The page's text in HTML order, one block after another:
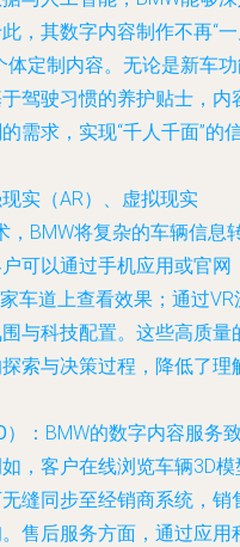
，其数字内容制作不再“
体定制内容。无论是新车
驾驶习惯的养护贴士，内
需求，实现“千人千面”的
现实（AR）、虚拟现实
，BMW将复杂的车辆信息
可以通过手机应用或官网
车道上查看效果；通过VR
与科技配置。这些高质量
索与决策过程，降低了理
：BMW的数字内容服务
，客户在线浏览车辆3D模
缝同步至经销商系统，销
售后服务方面，通过应用